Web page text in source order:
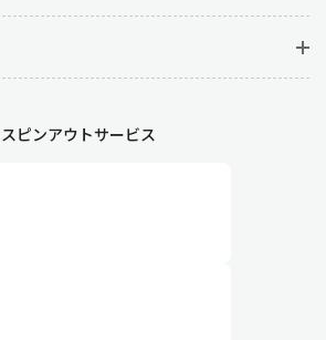
スピンアウトサービス